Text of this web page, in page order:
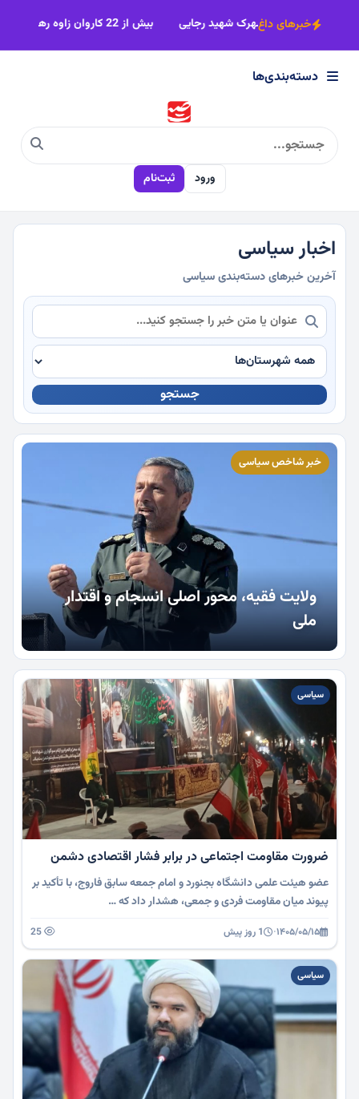
×
دسته‌بندی‌ها
سیاسی
اجتماعی
فرهنگی
ورزشی
چندرسانه
خبرهای داغ
مزاحمت موتورسواران در بوستان اردیبهشت شهرک شهید رجایی بیش از 22 کاروان زاوه رهسپار مشهدمقدس
دسته‌بندی‌ها
ورود ثبت‌نام
اخبار سیاسی
آخرین خبرهای دسته‌بندی سیاسی
جستجو
خبر شاخص سیاسی
ولایت فقیه، محور اصلی انسجام و اقتدار
ملی
سیاسی
ضرورت مقاومت اجتماعی در برابر فشار اقتصادی دشمن
عضو هیئت علمی دانشگاه بجنورد و امام جمعه سابق فاروج، با تأکید بر
پیوند میان مقاومت فردی و جمعی، هشدار داد که …
۱۴۰۵/۰۵/۱۵· 1 روز پیش
سیاسی